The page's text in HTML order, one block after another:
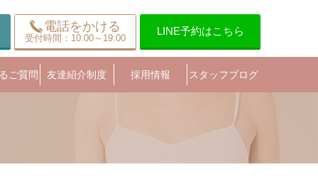
電話をかける
受付時間：10:00～19:00
LINE予約はこちら
ご質問 友達紹介制度 採用情報 スタッフブログ